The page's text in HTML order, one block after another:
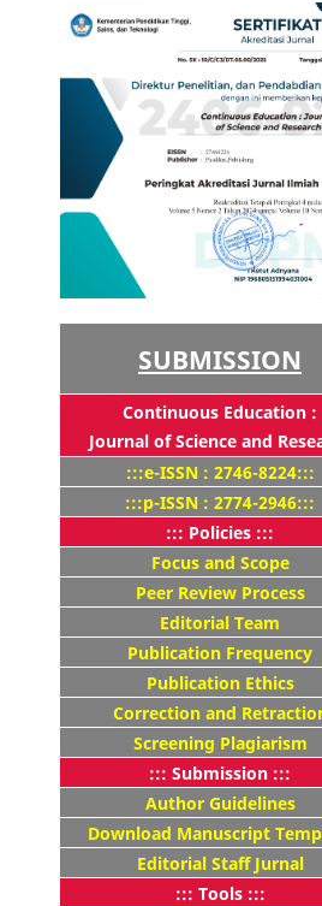
SUBMISSION
Continuous Education :
Journal of Science and
:::e-ISSN : 2746-8224:::
:::p-ISSN : 2774-2946:::
::: Policies :::
Focus and Scope
Peer Review Process
Editorial Team
Publication Frequency
Publication Ethics
Correction and
Screening Plagiarism
::: Submission :::
Author Guidelines
Download Manuscript
Editorial Staff Jurnal
::: Tools :::